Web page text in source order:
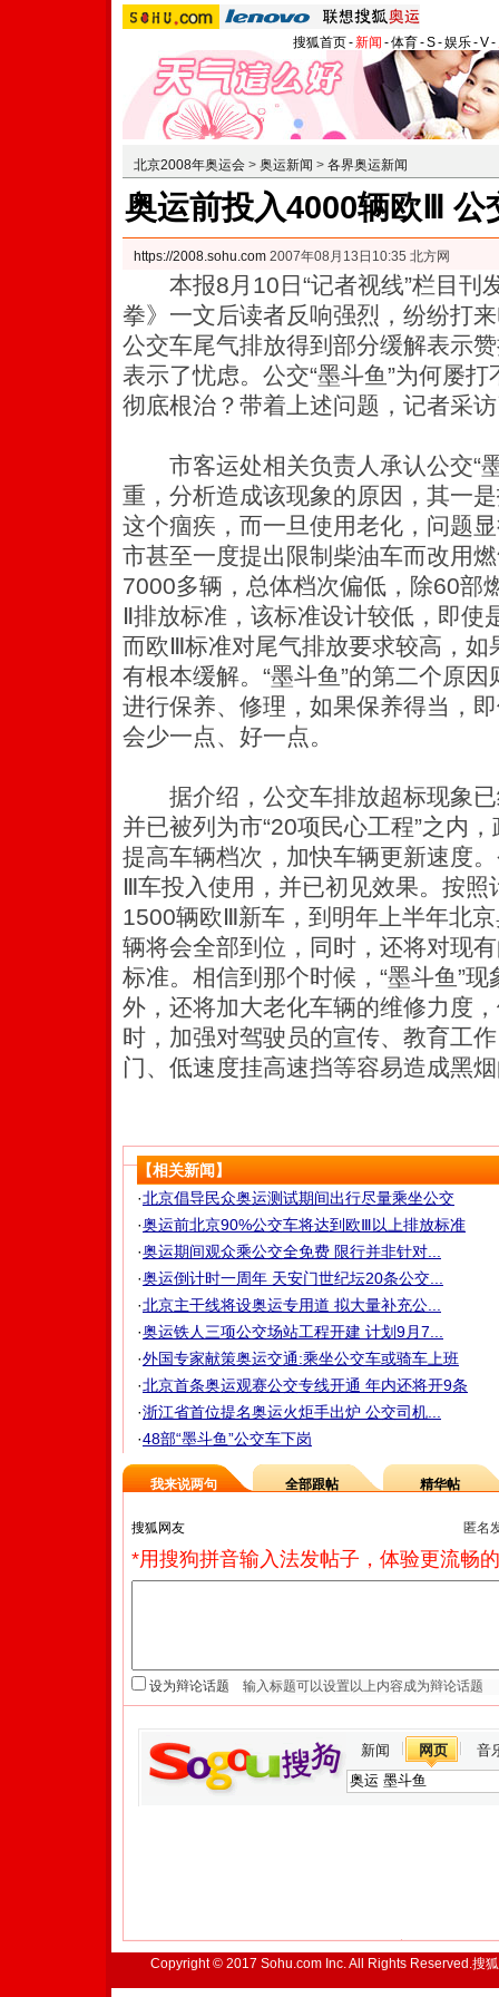
搜狐首页-新闻 -体育-S-娱乐-V-
北京2008年奥运会 > 奥运新闻 > 各界奥运新闻
奥运前投入4000辆欧Ⅲ 公
https://2008.sohu.com 2007年08月13日10:35 北方网
本报8月10日“记者视线”栏目刊
拳》一文后读者反响强烈，纷纷打
公交车尾气排放得到部分缓解表示
表示了忧虑。公交“墨斗鱼”为何屡
彻底根治？带着上述问题，记者采
市客运处相关负责人承认公交“
重，分析造成该现象的原因，其一
这个痼疾，而一旦使用老化，问题
市甚至一度提出限制柴油车而改用
7000多辆，总体档次偏低，除60部
Ⅱ排放标准，该标准设计较低，即使
而欧Ⅲ标准对尾气排放要求较高，如
有根本缓解。“墨斗鱼”的第二个原
进行保养、修理，如果保养得当，
会少一点、好一点。
据介绍，公交车排放超标现象已
并已被列为市“20项民心工程”之内
提高车辆档次，加快车辆更新速度
Ⅲ车投入使用，并已初见效果。按
1500辆欧Ⅲ新车，到明年上半年北
辆将会全部到位，同时，还将对现
标准。相信到那个时候，“墨斗鱼”
外，还将加大老化车辆的维修力度
时，加强对驾驶员的宣传、教育工
门、低速度挂高速挡等容易造成黑
【相关新闻】
·北京倡导民众奥运测试期间出行尽量乘坐公交
·奥运前北京90%公交车将达到欧Ⅲ以上排放标准
·奥运期间观众乘公交全免费 限行并非针对...
·奥运倒计时一周年 天安门世纪坛20条公交...
·北京主干线将设奥运专用道 拟大量补充公...
·奥运铁人三项公交场站工程开建 计划9月7...
·外国专家献策奥运交通:乘坐公交车或骑车上班
·北京首条奥运观赛公交专线开通 年内还将开9条
·浙江省首位提名奥运火炬手出炉 公交司机...
·48部“墨斗鱼”公交车下岗
我来说两句 全部跟帖 精华帖
匿名
*用搜狗拼音输入法发帖子，体验更流畅
设为辩论话题
新闻 网页 音
Copyright © 2017 Sohu.com Inc. All Rights Reserved.搜